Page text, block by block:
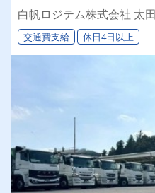
白帆ロジテム株式会社 太
交通費支給 休日4日以上